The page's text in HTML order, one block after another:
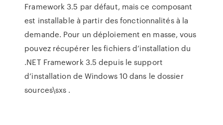
Framework 3.5 par défaut, mais ce composant
est installable à partir des fonctionnalités à la
demande. Pour un déploiement en masse, vous
pouvez récupérer les fichiers d’installation du
.NET Framework 3.5 depuis le support
d’installation de Windows 10 dans le dossier
sources\sxs .